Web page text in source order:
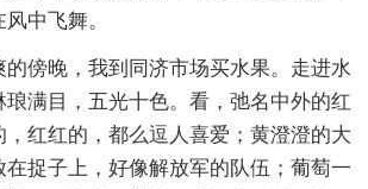
中飞舞。
的傍晚，我到同济市场买水果。走进水
满目，五光十色。看，弛名中外的红
红红的，都么逗人喜爱；黄澄澄的大
捉子上，好像解放军的队伍；葡萄一